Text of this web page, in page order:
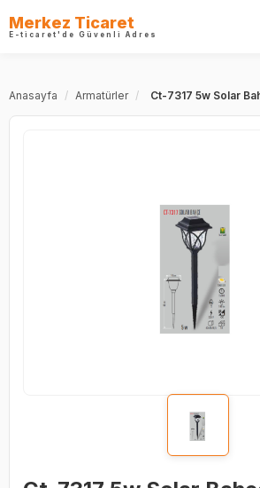
Merkez Ticaret
E-ticaret'de Güvenli Adres
Anasayfa / Armatürler / Ct-7317 5w Solar